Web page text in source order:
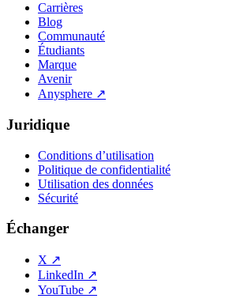
Carrières
Blog
Communauté
Étudiants
Marque
Avenir
Anysphere ↗
Juridique
Conditions d’utilisation
Politique de confidentialité
Utilisation des données
Sécurité
Échanger
X ↗
LinkedIn ↗
YouTube ↗